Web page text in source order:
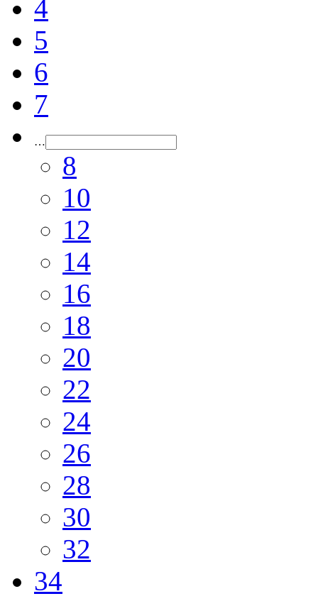
4
5
6
7
…
8
10
12
14
16
18
20
22
24
26
28
30
32
34